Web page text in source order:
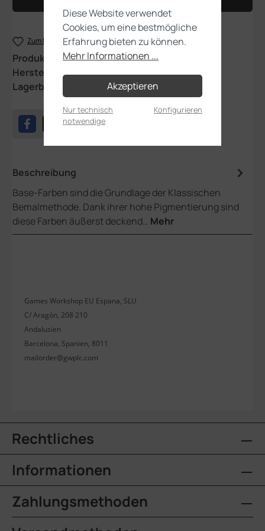
Zum Merkzettel hinzufügen
Produktnummer:21-16
Hersteller:
Games Workshop
Lagerbestand:
Beschreibung
Base-Farben sind die Grundlage der Klassischen
Bemalmethode. Dank ihrer hohe Pigmentierung sind
diese Farben äußerst deckend… Mehr
Games Workshop EU Espana, SLU
C/ Aragón, 208 210
Andalusien
Barcelona, Spanien, 8011
mailorder@gwplc.com
Rechtliches
Informationen
Zahlungsmethoden
Diese Website verwendet
Cookies, um eine bestmögliche
Erfahrung bieten zu können.
Mehr Informationen ...
Akzeptieren
Nur technisch
notwendige
Konfigurieren